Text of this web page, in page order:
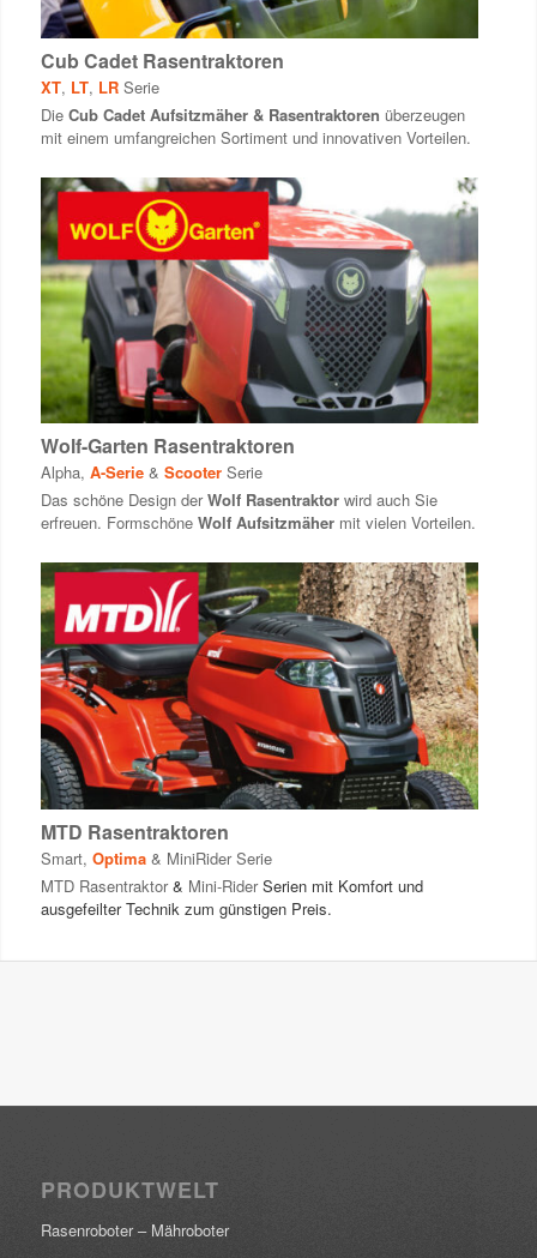
Cub Cadet Rasentraktoren
XT, LT, LRSerie
Die Cub Cadet Aufsitzmäher & Rasentraktoren überzeugen
mit einem umfangreichen Sortiment und innovativen Vorteilen.
Wolf-Garten Rasentraktoren
Alpha, A-Serie& ScooterSerie
Das schöne Design derWolf Rasentraktor wird auch Sie
erfreuen. Formschöne Wolf Aufsitzmähermit vielen Vorteilen.
MTD Rasentraktoren
Smart, Optima& MiniRiderSerie
MTD Rasentraktor& Mini-RiderSerien mit Komfort und
ausgefeilter Technik zum günstigen Preis.
PRODUKTWELT
Rasenroboter – Mähroboter